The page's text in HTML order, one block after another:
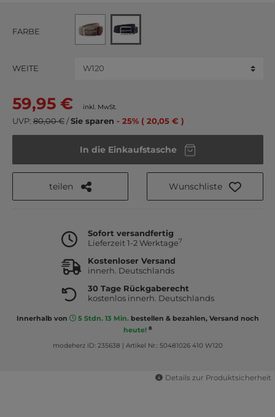
FARBE
WEITE
59,95 € inkl. MwSt.
UVP: 80,00 €/Sie sparen - 25% ( 20,05 € )
In die Einkaufstasche
teilen Wunschliste
Sofort versandfertig
Lieferzeit 1-2 Werktage7
Kostenloser Versand
innerh. Deutschlands
30 Tage Rückgaberecht
kostenlos innerh. Deutschlands
Innerhalb von 5 Stdn. 13 Min.bestellen & bezahlen, Versand noch
heute! 8
modeherz ID: 235638 Artikel Nr.: 50481026 410 W120
Details zur Produktsicherheit